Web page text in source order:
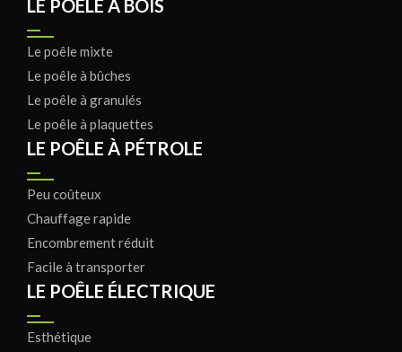
LE POÊLE À BOIS
Le poêle mixte
Le poêle à bûches
Le poêle à granulés
Le poêle à plaquettes
LE POÊLE À PÉTROLE
Peu coûteux
Chauffage rapide
Encombrement réduit
Facile à transporter
LE POÊLE ÉLECTRIQUE
Esthétique